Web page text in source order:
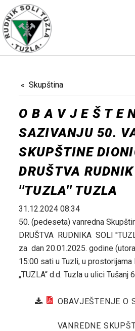
Skupština
O B A V J E Š T E
SAZIVANJU 50.
SKUPŠTINE
DRUŠTVA
''TUZLA'' TUZLA
31.12.2024 08:34
50. (pedeseta) vanredna
DRUŠTVA RUDNIKA SOLI
za dan 20.01.2025. godine
15:00 sati u Tuzli, u prostorijama
„TUZLA“ d.d. Tuzla u ulici Tušanj
OBAVJEŠTENJE O
VANREDNE
OBAVJEŠTENJA
SKUPŠTINA
NABAVKE
PRODAJA
GALERIJA
KONTAKT